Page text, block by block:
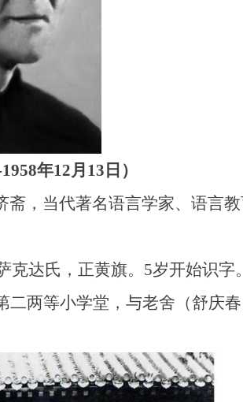
年12月13日）
，当代著名语言学家、语言教
达氏，正黄旗。5岁开始识字
二两等小学堂，与老舍（舒庆